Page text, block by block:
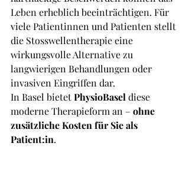
Leben erheblich beeinträchtigen. Für
viele Patientinnen und Patienten stellt
die Stosswellentherapie eine
wirkungsvolle Alternative zu
langwierigen Behandlungen oder
invasiven Eingriffen dar.
In Basel bietet PhysioBasel diese
moderne Therapieform an – ohne
zusätzliche Kosten für Sie als
Patient:in.